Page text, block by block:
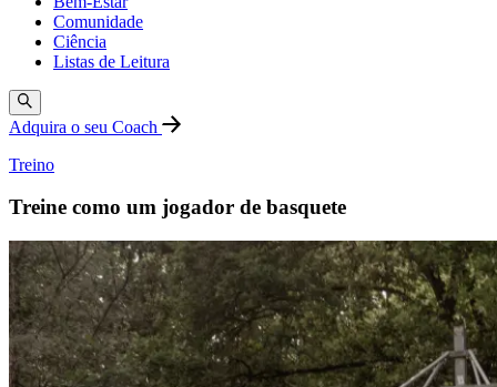
Comunidade
Ciência
Listas de Leitura
Adquira o seu Coach
Treino
Treine como um jogador de basquete